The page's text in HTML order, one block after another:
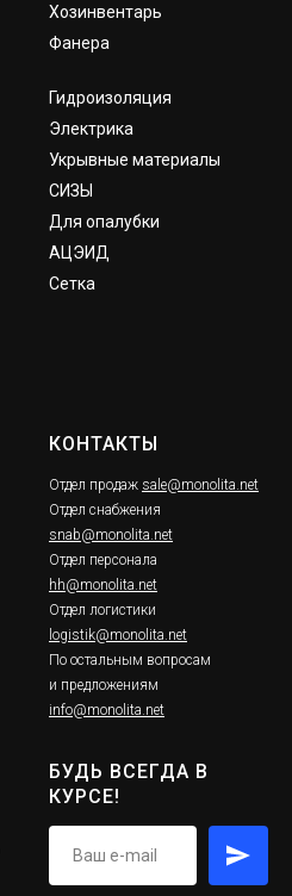
Хозинвентарь
Фанера
Гидроизоляция
Электрика
Укрывные материалы
СИЗЫ
Для опалубки
АЦЭИД
Сетка
КОНТАКТЫ
Отдел продаж sale@monolita.net
Отдел снабжения
snab@monolita.net
Отдел персонала
hh@monolita.net
Отдел логистики
logistik@monolita.net
По остальным вопросам
и предложениям
info@monolita.net
БУДЬ ВСЕГДА В
КУРСЕ!